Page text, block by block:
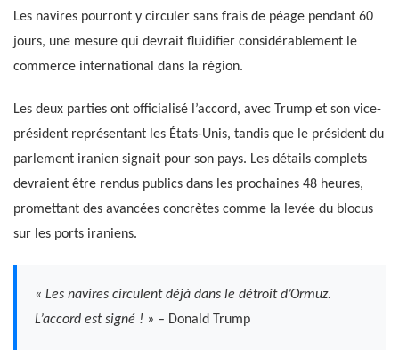
Les navires pourront y circuler sans frais de péage pendant 60
jours, une mesure qui devrait fluidifier considérablement le
commerce international dans la région.
Les deux parties ont officialisé l’accord, avec Trump et son vice-
président représentant les États-Unis, tandis que le président du
parlement iranien signait pour son pays. Les détails complets
devraient être rendus publics dans les prochaines 48 heures,
promettant des avancées concrètes comme la levée du blocus
sur les ports iraniens.
« Les navires circulent déjà dans le détroit d’Ormuz.
L’accord est signé ! » – Donald Trump